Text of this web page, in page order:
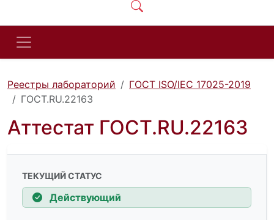
Реестры лабораторий
ГОСТ ISO/IEC 17025-2019
ГОСТ.RU.22163
Аттестат ГОСТ.RU.22163
ТЕКУЩИЙ СТАТУС
Действующий